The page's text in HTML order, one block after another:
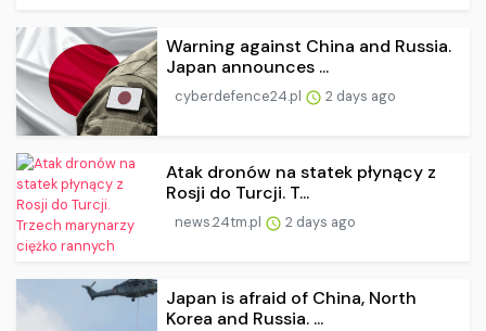
Warning against China and Russia.
Japan announces ...
cyberdefence24.pl 2 days ago
Atak dronów na statek płynący z
Rosji do Turcji. T...
news.24tm.pl 2 days ago
Japan is afraid of China, North
Korea and Russia. ...